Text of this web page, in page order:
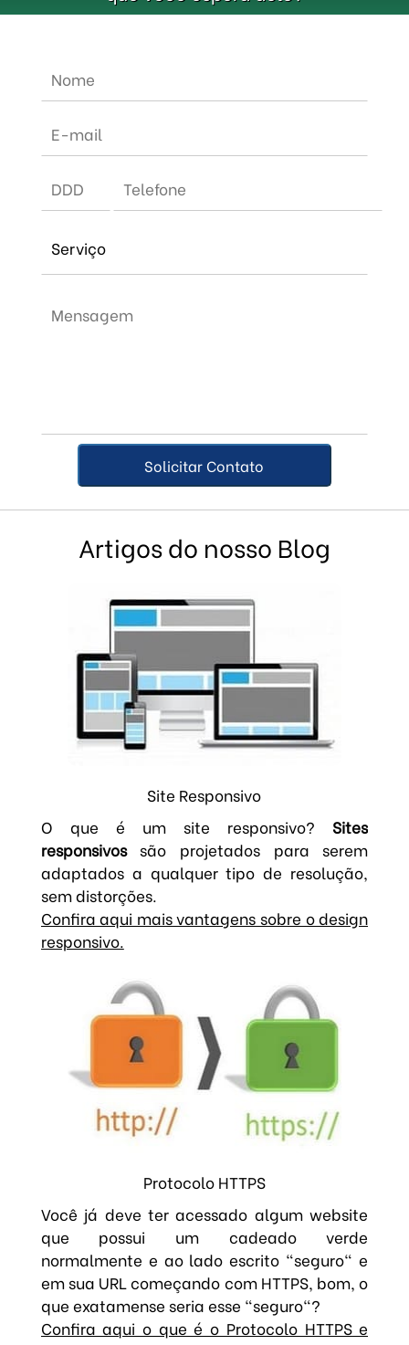
Artigos do nosso Blog
Site Responsivo
O que é um site responsivo? Sites
responsivossão projetados para serem
adaptados a qualquer tipo de resolução,
sem distorções.
Confira aqui mais vantagens sobre o design
responsivo.
Protocolo HTTPS
Você já deve ter acessado algum website
que possui um cadeado verde
normalmente e ao lado escrito "seguro" e
em sua URL começando com HTTPS, bom, o
que exatamense seria esse "seguro"?
Confira aqui o que é o Protocolo HTTPS e